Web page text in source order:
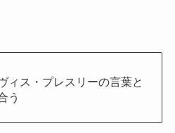
ィス・プレスリーの言葉と
う